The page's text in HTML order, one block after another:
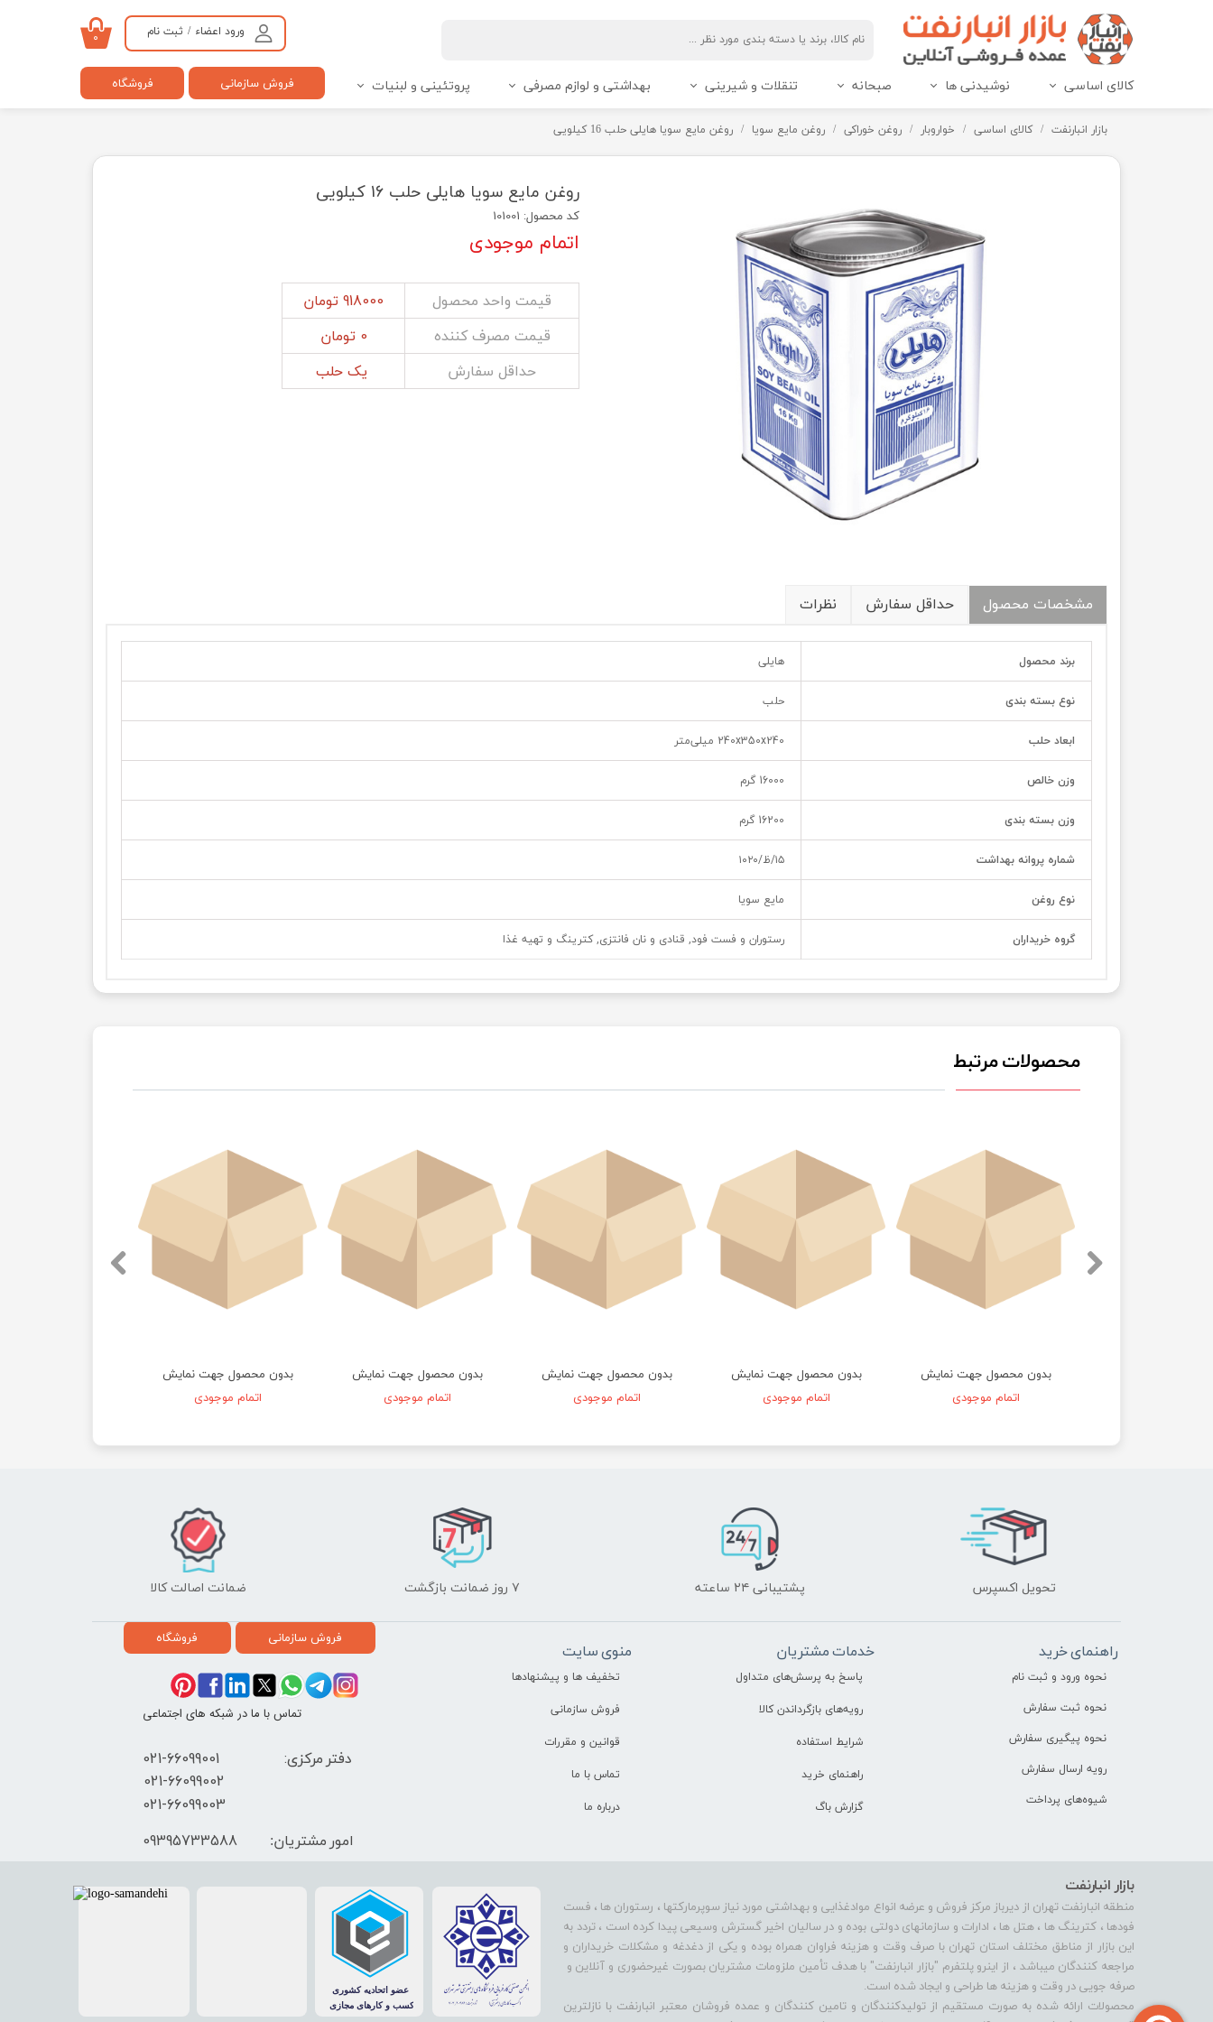
ورود اعضاء / ثبت نام
تغییر گذر واژه
خروج از حساب کاربری
۰
کالای اساسی نوشیدنی ها صبحانه تنقلات و شیرینی بهداشتی و لوازم مصرفی پروتئینی و لبنیات فروش سازمانی فروشگاه
بازار انبارنفت کالای اساسی خواروبار روغن خوراکی روغن مایع سویا روغن مایع سویا هایلی حلب 16 کیلویی
روغن مایع سویا هایلی حلب 16 کیلویی
کد محصول: 101001
اتمام موجودی
قیمت واحد محصول
918000 تومان
قیمت مصرف کننده
0 تومان
حداقل سفارش
یک حلب
مشخصات محصول حداقل سفارش نظرات
برند محصول هایلی
نوع بسته بندی حلب
ابعاد حلب 240x350x240 میلی‌متر
وزن خالص 16000 گرم
وزن بسته بندی 16200 گرم
شماره پروانه بهداشت ۱۵/ظ/۱۰۲۰
نوع روغن مایع سویا
گروه خریداران رستوران و فست فود, قنادی و نان فانتزی, کترینگ و تهیه غذا
محصولات مرتبط
بدون محصول جهت نمایش
اتمام موجودی
بدون محصول جهت نمایش
اتمام موجودی
بدون محصول جهت نمایش
اتمام موجودی
بدون محصول جهت نمایش
اتمام موجودی
بدون محصول جهت نمایش
اتمام موجودی
بازار انبارنفت
منطقه انبارنفت تهران از دیرباز مرکز فروش و عرضه انواع موادغذایی و بهداشتی مورد نیاز سوپرمارکتها ، رستوران ها ، فست
فودها ، کترینگ ها ، هتل ها ، ادارات و سازمانهای دولتی بوده و در سالیان اخیر گسترش وسیعی پیدا کرده است ، تردد به
این بازار از مناطق مختلف استان تهران با صرف وقت و هزینه فراوان همراه بوده و یکی از دغدغه و مشکلات خریداران و
مراجعه کنندگان میباشد ، از اینرو پلتفرم "بازار انبارنفت" با هدف تأمین ملزومات مشتریان بصورت غیرحضوری و آنلاین و
صرفه جویی در وقت و هزینه ها طراحی و ایجاد شده است.
محصولات ارائه شده به صورت مستقیم از تولیدکنندگان و تامین کنندگان و عمده فروشان معتبر انبارنفت با نازلترین
تحویل اکسپرس پشتیبانی ۲۴ ساعته ۷ روز ضمانت بازگشت ضمانت اصالت کالا
راهنمای خرید
نحوه ورود و ثبت نام
نحوه ثبت سفارش
نحوه پیگیری سفارش
رویه ارسال سفارش
شیوه‌های پرداخت
خدمات مشتریان
پاسخ به پرسش‌های متداول
رویه‌های بازگرداندن کالا
شرایط استفاده
راهنمای خرید
گزارش باگ
منوی سایت
تخفیف ها و پیشنهادها
فروش سازمانی
قوانین و مقررات
تماس با ما
درباره ما
فروش سازمانی فروشگاه
دفتر مرکزی: 66099001-021
امور مشتریان: 09395733588
​021-66099002
تماس با ما در شبکه های اجتماعی